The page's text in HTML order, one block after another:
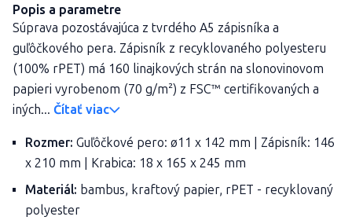
Popis a parametre
Súprava pozostávajúca z tvrdého A5 zápisníka a
guľôčkového pera. Zápisník z recyklovaného polyesteru
(100% rPET) má 160 linajkových strán na slonovinovom
papieri vyrobenom (70 g/m²) z FSC™ certifikovaných a
iných... Čítať viac
Rozmer: Guľôčkové pero: ø11 x 142 mm | Zápisník: 146
x 210 mm | Krabica: 18 x 165 x 245 mm
Materiál: bambus, kraftový papier, rPET - recyklovaný
polyester